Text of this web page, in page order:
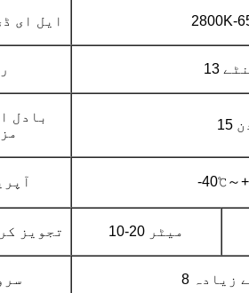
ایل ای 2800K-
بادل
دن
-40℃～
تجویز 10-20 میٹر
زیادہ